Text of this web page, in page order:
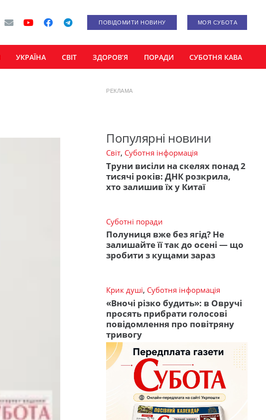
ПОВІДОМИТИ НОВИНУ МОЯ СУБОТА
УКРАЇНА СВІТ ЗДОРОВ’Я ПОРАДИ СУБОТНЯ КАВА
РЕКЛАМА
Популярні новини
Світ, Суботня інформація
Труни висіли на скелях понад 2
тисячі років: ДНК розкрила,
хто залишив їх у Китаї
Суботні поради
Полуниця вже без ягід? Не
залишайте її так до осені — що
зробити з кущами зараз
Крик душі, Суботня інформація
«Вночі різко будить»: в Овручі
просять прибрати голосові
повідомлення про повітряну
тривогу